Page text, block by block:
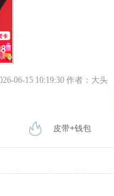
06-15 10:19:30 作者：大头
皮带+钱包